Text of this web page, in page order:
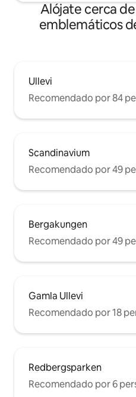
Alójate cerca
emblemáticos
Ullevi
Recomendado por 84
Scandinavium
Recomendado por 49
Bergakungen
Recomendado por 49
Gamla Ullevi
Recomendado por 18
Redbergsparken
Recomendado por 6